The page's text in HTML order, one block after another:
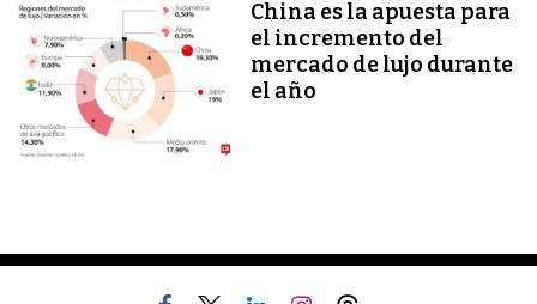
China es la apuesta para
el incremento del
mercado de lujo durante
el año